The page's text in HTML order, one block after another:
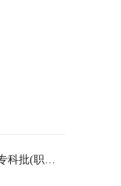
湖南省2026年普通高校招生高职专科批(职高对口类)第一次投档分数线